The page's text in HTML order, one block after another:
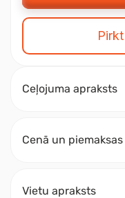
Ceļojuma apraksts
Cenā un piemaksas
Vietu apraksts